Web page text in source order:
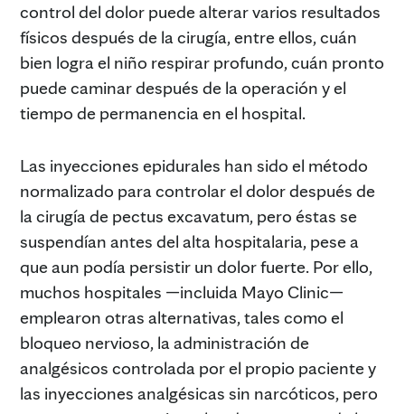
control del dolor puede alterar varios resultados
físicos después de la cirugía, entre ellos, cuán
bien logra el niño respirar profundo, cuán pronto
puede caminar después de la operación y el
tiempo de permanencia en el hospital.
Las inyecciones epidurales han sido el método
normalizado para controlar el dolor después de
la cirugía de pectus excavatum, pero éstas se
suspendían antes del alta hospitalaria, pese a
que aun podía persistir un dolor fuerte. Por ello,
muchos hospitales —incluida Mayo Clinic—
emplearon otras alternativas, tales como el
bloqueo nervioso, la administración de
analgésicos controlada por el propio paciente y
las inyecciones analgésicas sin narcóticos, pero